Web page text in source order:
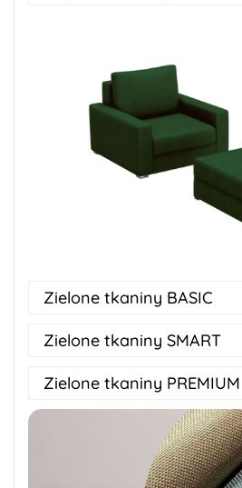
Zielone tkaniny BASIC
Zielone tkaniny SMART
Zielone tkaniny PREMIUM